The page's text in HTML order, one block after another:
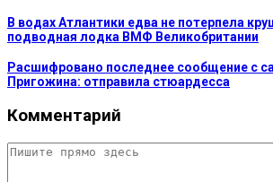
В водах Атлантики едва не потерпела
подводная лодка ВМФ Великобритании
Расшифровано последнее сообщение с
Пригожина: отправила стюардесса
Комментарий